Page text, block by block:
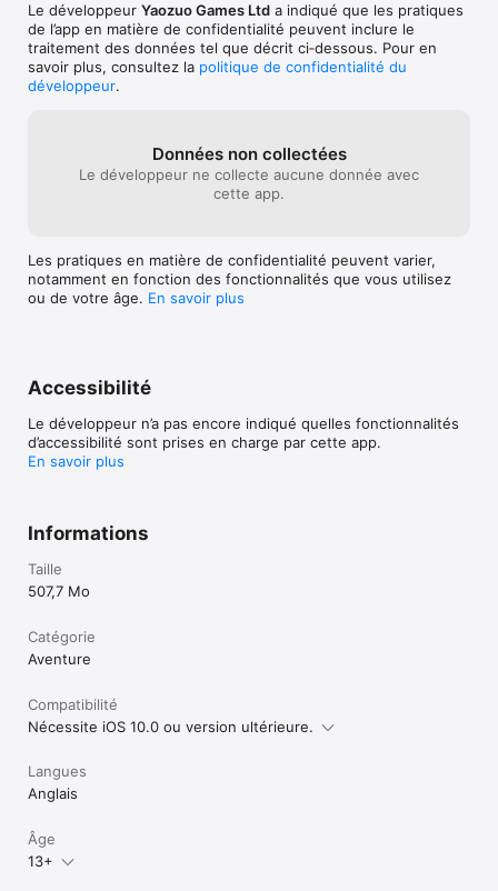
Le développeur Yaozuo Games Ltd a indiqué que les pratiques
de l’app en matière de confidentialité peuvent inclure le
traitement des données tel que décrit ci‑dessous. Pour en
savoir plus, consultez la politique de confidentialité du
développeur.
Données non collectées
Le développeur ne collecte aucune donnée avec
cette app.
Les pratiques en matière de confidentialité peuvent varier,
notamment en fonction des fonctionnalités que vous utilisez
ou de votre âge. En savoir plus
Accessibilité
Le développeur n’a pas encore indiqué quelles fonctionnalités
d’accessibilité sont prises en charge par cette app.
En savoir plus
Informations
Taille
507,7 Mo
Catégorie
Aventure
Compatibilité
Nécessite iOS 10.0 ou version ultérieure.
Langues
Anglais
Âge
13+